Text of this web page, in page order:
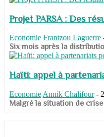
Projet PARSA : Des
Economie Frantzou Laguerre
​​​​​​​Six mois après la
Haïti: appel à
Economie Annik Chalifour -
​​​​​​​Malgré la situation de